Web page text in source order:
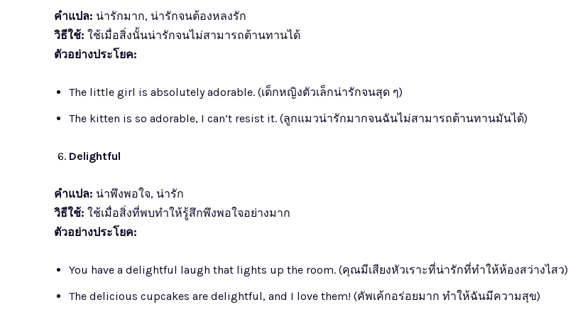
คำแปล: น่ารักมาก, น่ารักจนต้องหลงรัก
วิธีใช้: ใช้เมื่อสิ่งนั้นน่ารักจนไม่สามารถต้านทานได้
ตัวอย่างประโยค:
The little girl is absolutely adorable. (เด็กหญิงตัวเล็กน่ารักจนสุด ๆ)
The kitten is so adorable, I can’t resist it. (ลูกแมวน่ารักมากจนฉันไม่สามารถต้านทานมันได้)
Delightful
คำแปล: น่าพึงพอใจ, น่ารัก
วิธีใช้: ใช้เมื่อสิ่งที่พบทำให้รู้สึกพึงพอใจอย่างมาก
ตัวอย่างประโยค:
You have a delightful laugh that lights up the room. (คุณมีเสียงหัวเราะที่น่ารักที่ทำให้ห้องสว่างไสว)
The delicious cupcakes are delightful, and I love them! (คัพเค้กอร่อยมาก ทำให้ฉันมีความสุข)